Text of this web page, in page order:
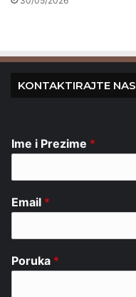
KONTAKTIRAJTE NAS
Ime i Prezime *
Email *
Poruka *